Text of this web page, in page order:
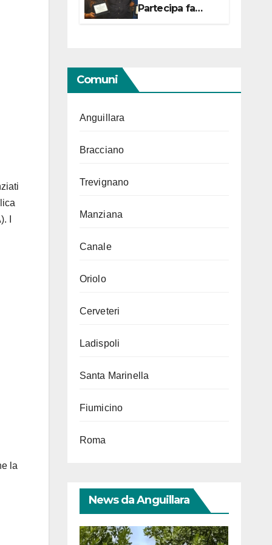
I
la
Partecipa fa
centro con due
Comuni
Anguillara
Bracciano
Trevignano
Manziana
Canale
Oriolo
Cerveteri
Ladispoli
Santa Marinella
Fiumicino
Roma
News da Anguillara